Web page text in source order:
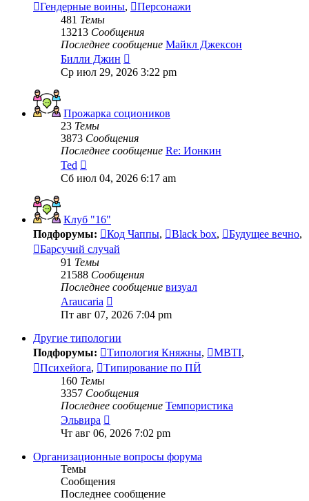
Гендерные воины,
Персонажи
481 Темы
13213 Сообщения
Последнее сообщение Майкл Джексон
Билли Джин
к
последнему
Ср июл 29, 2026 3:22 pm
Прожарка социоников
23 Темы
3873 Сообщения
Последнее сообщение Re: Ионкин
Ted
к
Сб июл 04, 2026 6:17 am
Клуб "16"
Подфорумы:
Код Чаппы, Black box, Будущее вечно,
Барсучий случай
91 Темы
21588 Сообщения
Последнее сообщение визуал
Araucaria
к
последнему
сообщению
Пт авг 07, 2026 7:04 pm
Другие типологии
Подфорумы:
Типология Княжны, MBTI,
Психейога,
Типирование по ПЙ
160 Темы
3357 Сообщения
Последнее сообщение Темпористика
Эльвира
к
последнему
сообщению
Чт авг 06, 2026 7:02 pm
Организационные вопросы форума
Темы
Сообщения
Последнее сообщение